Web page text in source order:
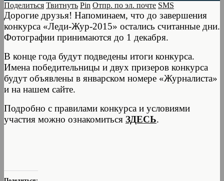
Поделиться Твитнуть Pin Отпр. по эл. почте SMS
Дорогие друзья! Напоминаем, что до завершения
конкурса «Леди-Жур-2015» остались считанные дни.
Фотографии принимаются до 1 декабря.
В конце года будут подведены итоги конкурса.
Имена победительницы и двух призеров конкурса
будут объявлены в январском номере «Журналиста»
и на нашем сайте.
Подробно с правилами конкурса и условиями
участия можно ознакомиться ЗДЕСЬ.